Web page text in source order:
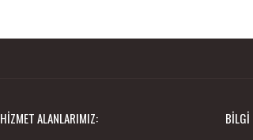
HIZMET ALANLARIMIZ: BILGI